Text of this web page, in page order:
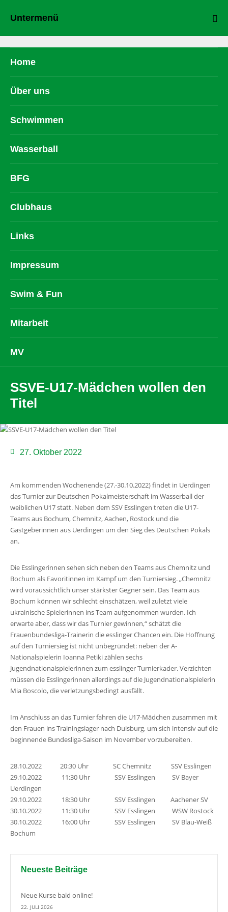
Untermenü
Home
Über uns
Schwimmen
Wasserball
BFG
Clubhaus
Links
Impressum
Swim & Fun
Mitarbeit
MV
SSVE-U17-Mädchen wollen den
Titel
27. Oktober 2022
Am kommenden Wochenende (27.-30.10.2022) findet in Uerdingen
das Turnier zur Deutschen Pokalmeisterschaft im Wasserball der
weiblichen U17 statt. Neben dem SSV Esslingen treten die U17-
Teams aus Bochum, Chemnitz, Aachen, Rostock und die
Gastgeberinnen aus Uerdingen um den Sieg des Deutschen Pokals
an.
Die Esslingerinnen sehen sich neben den Teams aus Chemnitz und
Bochum als Favoritinnen im Kampf um den Turniersieg. „Chemnitz
wird voraussichtlich unser stärkster Gegner sein. Das Team aus
Bochum können wir schlecht einschätzen, weil zuletzt viele
ukrainische Spielerinnen ins Team aufgenommen wurden. Ich
erwarte aber, dass wir das Turnier gewinnen,“ schätzt die
Frauenbundesliga-Trainerin die esslinger Chancen ein. Die Hoffnung
auf den Turniersieg ist nicht unbegründet: neben der A-
Nationalspielerin Ioanna Petiki zählen sechs
Jugendnationalspielerinnen zum esslinger Turnierkader. Verzichten
müssen die Esslingerinnen allerdings auf die Jugendnationalspielerin
Mia Boscolo, die verletzungsbedingt ausfällt.
Im Anschluss an das Turnier fahren die U17-Mädchen zusammen mit
den Frauen ins Trainingslager nach Duisburg, um sich intensiv auf die
beginnende Bundesliga-Saison im November vorzubereiten.
28.10.2022 20:30 Uhr SC Chemnitz SSV Esslingen
29.10.2022 11:30 Uhr SSV Esslingen SV Bayer
Uerdingen
29.10.2022 18:30 Uhr SSV Esslingen Aachener SV
30.10.2022 11:30 Uhr SSV Esslingen WSW Rostock
30.10.2022 16:00 Uhr SSV Esslingen SV Blau-Weiß
Bochum
Neueste Beiträge
Neue Kurse bald online!
22. JULI 2026